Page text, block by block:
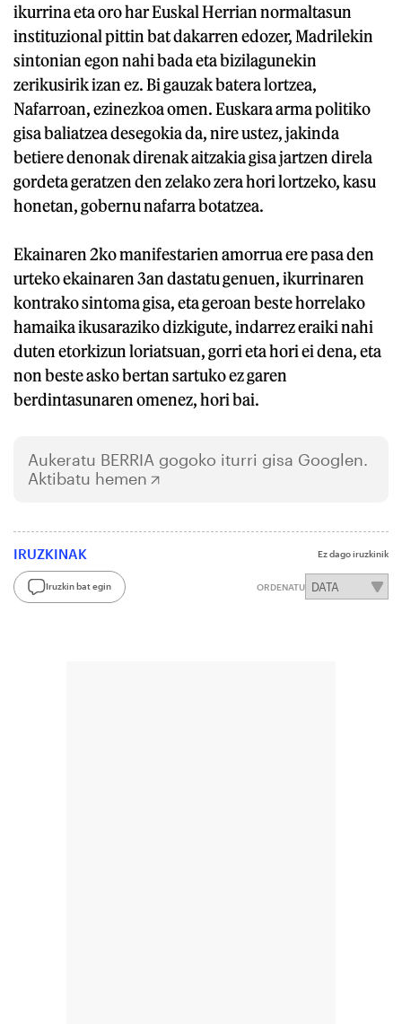
ikurrina eta oro har Euskal Herrian normaltasun
instituzional pittin bat dakarren edozer, Madrilekin
sintonian egon nahi bada eta bizilagunekin
zerikusirik izan ez. Bi gauzak batera lortzea,
Nafarroan, ezinezkoa omen. Euskara arma politiko
gisa baliatzea desegokia da, nire ustez, jakinda
betiere denonak direnak aitzakia gisa jartzen direla
gordeta geratzen den zelako zera hori lortzeko, kasu
honetan, gobernu nafarra botatzea.
Ekainaren 2ko manifestarien amorrua ere pasa den
urteko ekainaren 3an dastatu genuen, ikurrinaren
kontrako sintoma gisa, eta geroan beste horrelako
hamaika ikusaraziko dizkigute, indarrez eraiki nahi
duten etorkizun loriatsuan, gorri eta hori ei dena, eta
non beste asko bertan sartuko ez garen
berdintasunaren omenez, hori bai.
Aukeratu BERRIA gogoko iturri gisa Googlen.
Aktibatu hemen
IRUZKINAK Ez dago iruzkinik
Iruzkin bat egin ORDENATU